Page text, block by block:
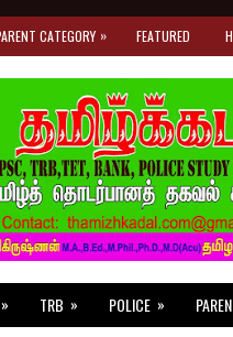
CATEGORY » FEATURED
» TRB » POLICE »